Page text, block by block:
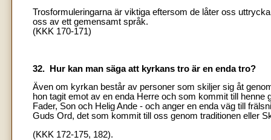
Trosformuleringarna är viktiga eftersom de låter oss
oss av ett gemensamt språk.
(KKK 170-171)
32. Hur kan man säga att kyrkans tro är en enda tro?
Även om kyrkan består av personer som skiljer sig åt
hon tagit emot av en enda Herre och som kommit till
Fader, Son och Helig Ande - och anger en enda väg till
Guds Ord, det som kommit till oss genom traditionen eller
(KKK 172-175, 182).